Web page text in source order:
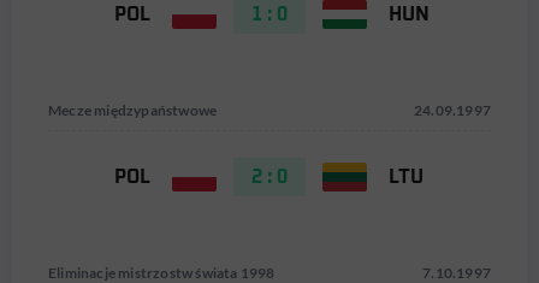
POL 1 : 0 HUN
Mecze międzypaństwowe 24.09.1997
POL 2 : 0 LTU
Eliminacje mistrzostw świata 1998 7.10.1997